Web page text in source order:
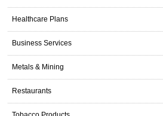
Healthcare Plans
Business Services
Metals & Mining
Restaurants